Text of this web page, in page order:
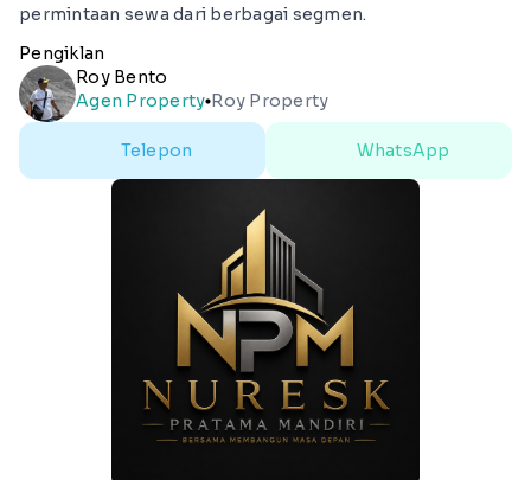
permintaan sewa dari berbagai segmen.
Pengiklan
Roy Bento
Agen Propertylens Roy Property
Telepon WhatsApp